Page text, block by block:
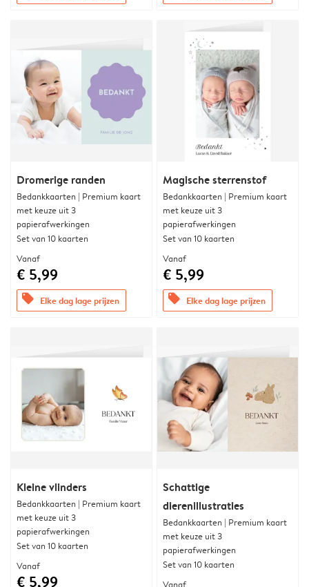
Dromerige randen
Bedankkaarten | Premium kaart
met keuze uit 3
papierafwerkingen
Set van 10 kaarten
Vanaf
€ 5,99
offers Elke dag lage prijzen
Magische sterrenstof
Bedankkaarten | Premium kaart
met keuze uit 3
papierafwerkingen
Set van 10 kaarten
Vanaf
€ 5,99
offers Elke dag lage prijzen
Kleine vlinders
Bedankkaarten | Premium kaart
met keuze uit 3
papierafwerkingen
Set van 10 kaarten
Vanaf
€ 5,99
Schattige
dierenillustraties
Bedankkaarten | Premium kaart
met keuze uit 3
papierafwerkingen
Set van 10 kaarten
Vanaf